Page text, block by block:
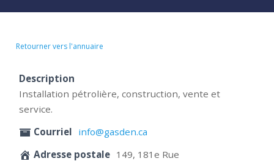
Retourner vers l'annuaire
Description
Installation pétrolière, construction, vente et
service.
Courriel info@gasden.ca
Adresse postale 149, 181e Rue